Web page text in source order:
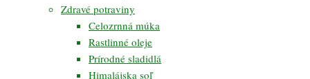
Zdravé potraviny
Celozrnná múka
Rastlinné oleje
Prírodné sladidlá
Himalájska soľ